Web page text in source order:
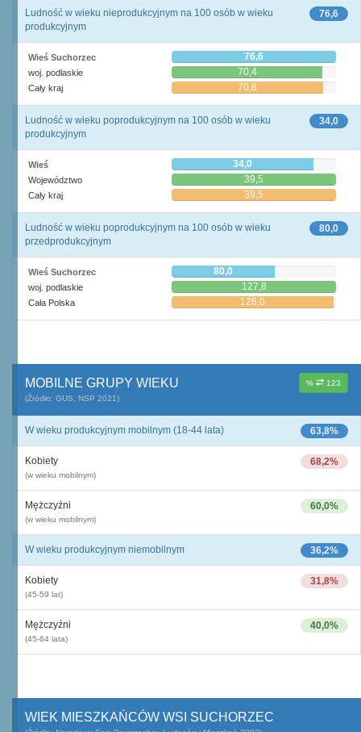
76,6
Ludność w wieku nieprodukcyjnym na 100 osób w wieku
produkcyjnym
Wieś Suchorzec 76,6
woj. podlaskie 70,4
Cały kraj 70,8
34,0
Ludność w wieku poprodukcyjnym na 100 osób w wieku
produkcyjnym
Wieś 34,0
Województwo 39,5
Cały kraj 39,5
80,0
Ludność w wieku poprodukcyjnym na 100 osób w wieku
przedprodukcyjnym
Wieś Suchorzec 80,0
woj. podlaskie 127,8
Cała Polska 126,0
% 123
MOBILNE GRUPY WIEKU
(Źródło: GUS, NSP 2021)
63,8%
W wieku produkcyjnym mobilnym (18-44 lata)
68,2%
Kobiety
(w wieku mobilnym)
60,0%
Mężczyźni
(w wieku mobilnym)
36,2%
W wieku produkcyjnym niemobilnym
31,8%
Kobiety
(45-59 lat)
40,0%
Mężczyźni
(45-64 lata)
WIEK MIESZKAŃCÓW WSI SUCHORZEC